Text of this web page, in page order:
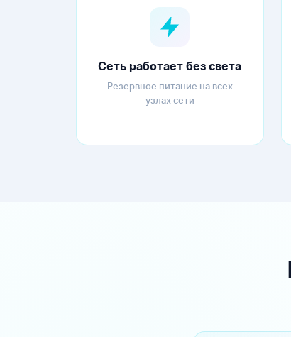
Сеть работает без света
Резервное питание на всех
узлах сети